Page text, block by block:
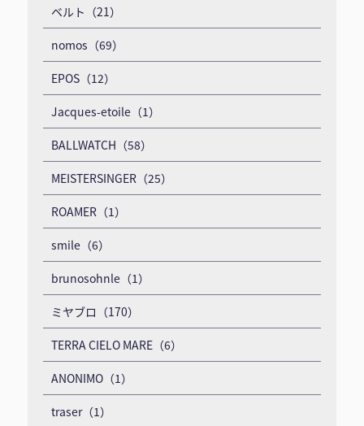
ベルト（21）
nomos（69）
EPOS（12）
Jacques-etoile（1）
BALLWATCH（58）
MEISTERSINGER（25）
ROAMER（1）
smile（6）
brunosohnle（1）
ミヤブロ（170）
TERRA CIELO MARE（6）
ANONIMO（1）
traser（1）